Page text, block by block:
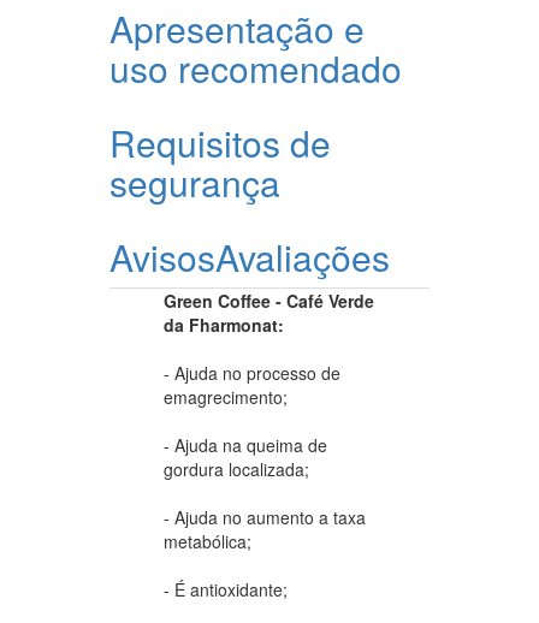
Apresentação e
uso recomendado
Requisitos de
segurança
AvisosAvaliações
Green Coffee - Café Verde
da Fharmonat:
- Ajuda no processo de
emagrecimento;
- Ajuda na queima de
gordura localizada;
- Ajuda no aumento a taxa
metabólica;
- É antioxidante;